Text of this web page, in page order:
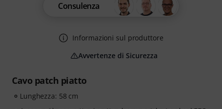
Cavo patch piatto
Lunghezza: 58 cm
Consulenza
Informazioni sul produttore
Avvertenze di Sicurezza